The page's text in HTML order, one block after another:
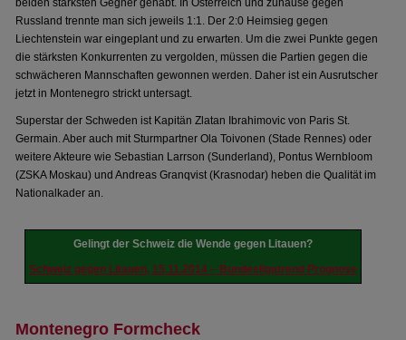
beiden stärksten Gegner gehabt. In Österreich und zuhause gegen
Russland trennte man sich jeweils 1:1. Der 2:0 Heimsieg gegen
Liechtenstein war eingeplant und zu erwarten. Um die zwei Punkte gegen
die stärksten Konkurrenten zu vergolden, müssen die Partien gegen die
schwächeren Mannschaften gewonnen werden. Daher ist ein Ausrutscher
jetzt in Montenegro strickt untersagt.
Superstar der Schweden ist Kapitän Zlatan Ibrahimovic von Paris St.
Germain. Aber auch mit Sturmpartner Ola Toivonen (Stade Rennes) oder
weitere Akteure wie Sebastian Larrson (Sunderland), Pontus Wernbloom
(ZSKA Moskau) und Andreas Granqvist (Krasnodar) heben die Qualität im
Nationalkader an.
Gelingt der Schweiz die Wende gegen Litauen?
Schweiz gegen Litauen, 15.11.2014 – Bundesligatrend Prognose
Montenegro Formcheck